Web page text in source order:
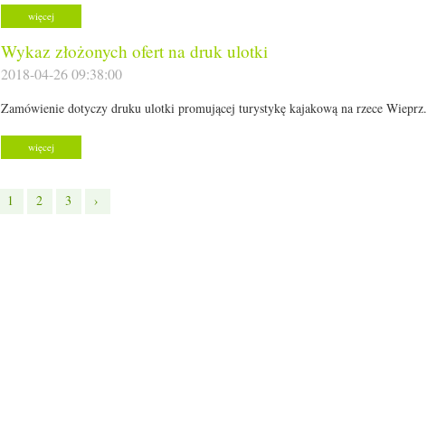
więcej
Wykaz złożonych ofert na druk ulotki
2018-04-26 09:38:00
Zamówienie dotyczy druku ulotki promującej turystykę kajakową na rzece Wieprz.
więcej
1 2 3 ›